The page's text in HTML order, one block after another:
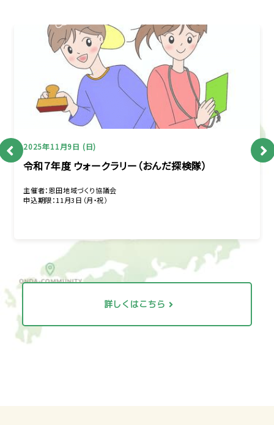
2025年11月9日 (日)
令和７年度 ウォークラリー（おんだ探検隊）
主催者：恩田地域づくり協議会
申込期限：11月3日（月・祝）
詳しくはこちら